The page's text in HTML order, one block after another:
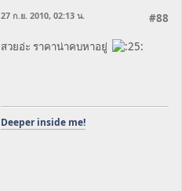
#88
27 ก.ย. 2010, 02:13 น.
สวยอ่ะ ราคาน่าคบหาอยู่
Deeper inside me!